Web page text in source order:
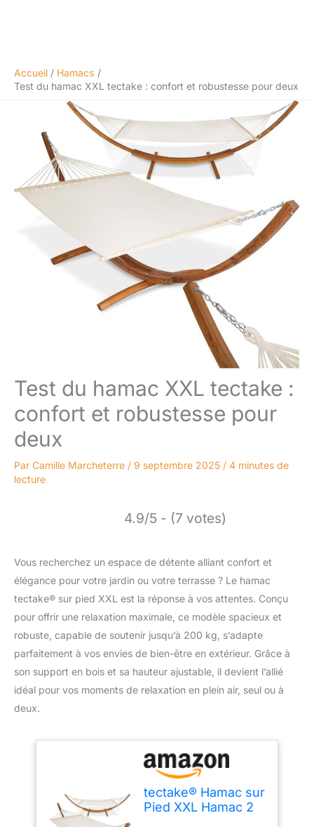
Accueil
Hamacs
Test du hamac XXL tectake : confort et robustesse pour deux
Test du hamac XXL tectake :
confort et robustesse pour
deux
Par Camille Marcheterre / 9 septembre 2025 / 4 minutes de
lecture
4.9/5 - (7 votes)
Vous recherchez un espace de détente alliant confort et
élégance pour votre jardin ou votre terrasse ? Le hamac
tectake® sur pied XXL est la réponse à vos attentes. Conçu
pour offrir une relaxation maximale, ce modèle spacieux et
robuste, capable de soutenir jusqu’à 200 kg, s’adapte
parfaitement à vos envies de bien-être en extérieur. Grâce à
son support en bois et sa hauteur ajustable, il devient l’allié
idéal pour vos moments de relaxation en plein air, seul ou à
deux.
tectake® Hamac sur
Pied XXL Hamac 2